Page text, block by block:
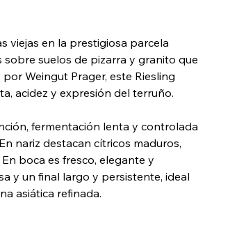
viejas en la prestigiosa parcela
sobre suelos de pizarra y granito que
Weingut Prager, este Riesling
acidez y expresión del terruño.
fermentación lenta y controlada
nariz destacan cítricos maduros,
boca es fresco, elegante y
y un final largo y persistente, ideal
asiática refinada.